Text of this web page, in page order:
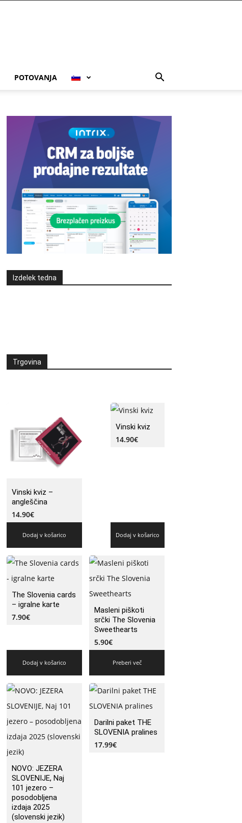
POTOVANJA
Izdelek tedna
Trgovina
Vinski kviz –
angleščina
14.90€
Dodaj v košarico
Vinski kviz
14.90€
Dodaj v košarico
The Slovenia cards
– igralne karte
7.90€
Dodaj v košarico
Masleni piškoti
srčki The Slovenia
Sweethearts
5.90€
Preberi več
NOVO: JEZERA
SLOVENIJE, Naj
101 jezero –
posodobljena
izdaja 2025
(slovenski jezik)
Darilni paket THE
SLOVENIA pralines
17.99€